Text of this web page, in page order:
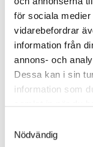
för sociala
vidarebefordrar
information från
annons- och
Dessa kan i sin
information som
Nödvändig
Autone Perstorp
laminat och
passar in i de allra
kulörer.
Sträckmetall
Autone
väderskydd.